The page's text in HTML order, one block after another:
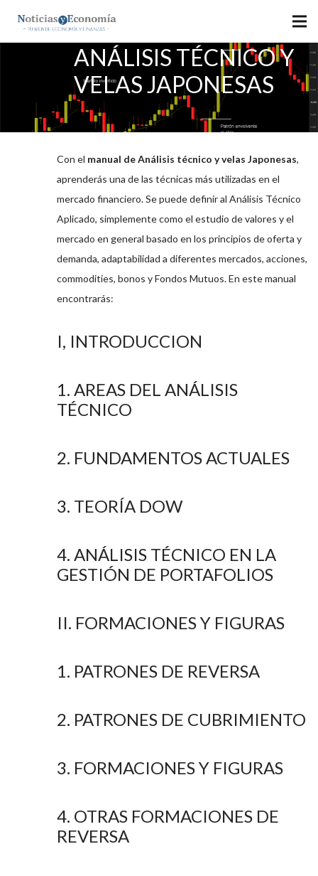
MANUAL DE
ANÁLISIS TÉCNICO Y
VELAS JAPONESAS
Con el manual de Análisis técnico y velas Japonesas,
aprenderás una de las técnicas más utilizadas en el
mercado financiero. Se puede definir al Análisis Técnico
Aplicado, simplemente como el estudio de valores y el
mercado en general basado en los principios de oferta y
demanda, adaptabilidad a diferentes mercados, acciones,
commodities, bonos y Fondos Mutuos. En este manual
encontrarás:
I, INTRODUCCION
1. AREAS DEL ANÁLISIS
TÉCNICO
2. FUNDAMENTOS ACTUALES
3. TEORÍA DOW
4. ANÁLISIS TÉCNICO EN LA
GESTIÓN DE PORTAFOLIOS
II. FORMACIONES Y FIGURAS
1. PATRONES DE REVERSA
2. PATRONES DE CUBRIMIENTO
3. FORMACIONES Y FIGURAS
4. OTRAS FORMACIONES DE
REVERSA